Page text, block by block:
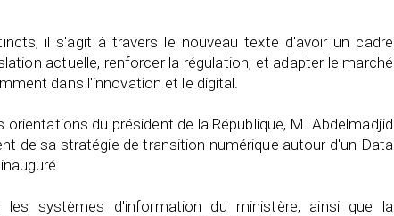
il s'agit à travers le nouveau texte d'avoir un cadre
actuelle, renforcer la régulation, et adapter le marché
dans l'innovation et le digital.
du président de la République, M. Abdelmadjid
de sa stratégie de transition numérique autour d'un Data
systèmes d'information du ministère, ainsi que la